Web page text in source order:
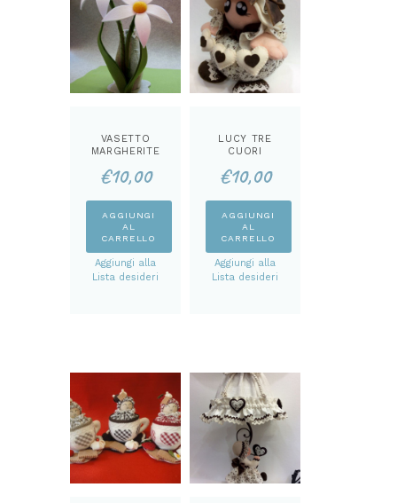
VASETTO
MARGHERITE
LO
€10,00
AGGIUNGI
AL
CARRELLO
Aggiungi alla
Lista desideri
LUCY TRE
CUORI
LO
€10,00
AGGIUNGI
AL
CARRELLO
Aggiungi alla
Lista desideri